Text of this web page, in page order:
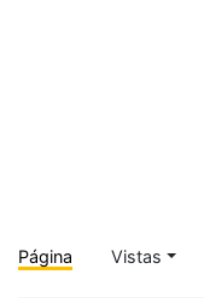
Página Vistas